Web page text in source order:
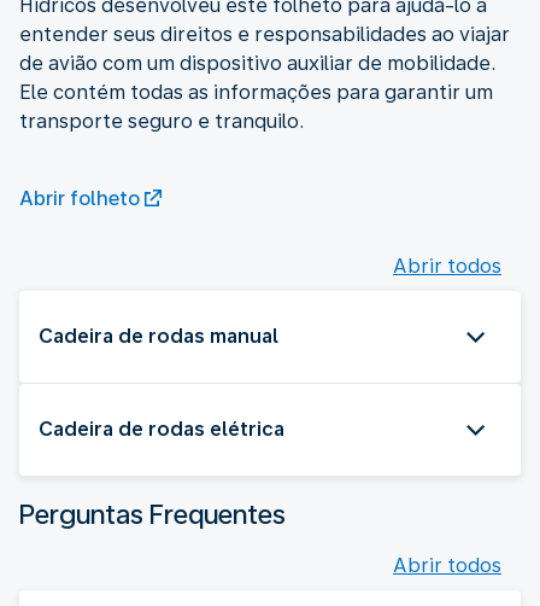
Hídricos desenvolveu este folheto para ajudá-lo a
entender seus direitos e responsabilidades ao viajar
de avião com um dispositivo auxiliar de mobilidade.
Ele contém todas as informações para garantir um
transporte seguro e tranquilo.
Abrir folheto
Abrir todos
Cadeira de rodas manual
Cadeira de rodas elétrica
Perguntas Frequentes
Abrir todos